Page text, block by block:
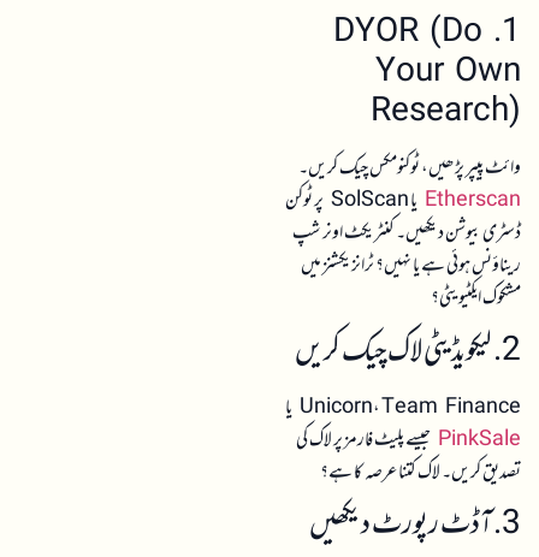
1. DYOR (Do
Your Own
Research)
وائٹ پیپر پڑھیں، ٹوکنومکس چیک کریں۔
Etherscan
یا SolScan پر ٹوکن
ڈسٹری بیوشن دیکھیں۔ کنٹریکٹ اونر شپ
ریناؤنس ہوئی ہے یا نہیں؟ ٹرانزیکشنز میں
مشکوک ایکٹیویٹی؟
2. لیکویڈیٹی لاک چیک کریں
Unicorn، Team Finance یا
PinkSale جیسے پلیٹ فارمز پر لاک کی
تصدیق کریں۔ لاک کتنا عرصہ کا ہے؟
3. آڈٹ رپورٹ دیکھیں